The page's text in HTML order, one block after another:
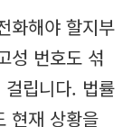
화해야 할지부
성 번호도 섞
립니다. 법률
현재 상황을